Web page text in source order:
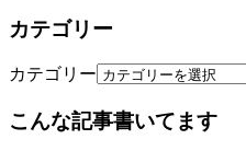
カテゴリー
カテゴリー
こんな記事書いてます